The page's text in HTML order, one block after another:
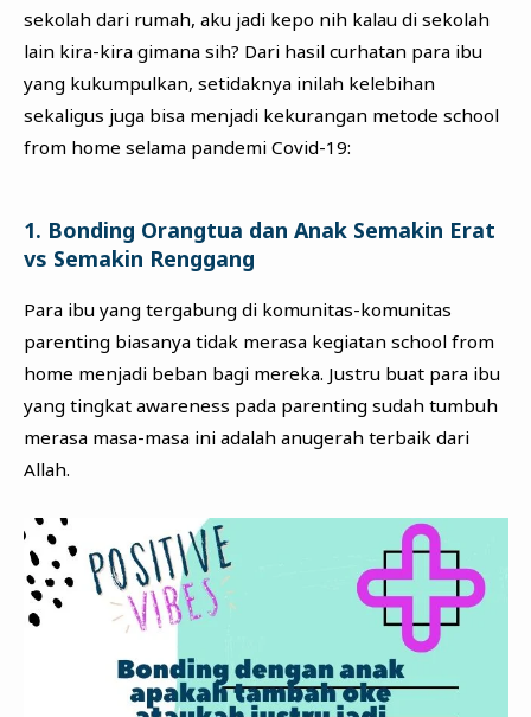
sekolah dari rumah, aku jadi kepo nih kalau di sekolah
lain kira-kira gimana sih? Dari hasil curhatan para ibu
yang kukumpulkan, setidaknya inilah kelebihan
sekaligus juga bisa menjadi kekurangan metode school
from home selama pandemi Covid-19:
1. Bonding Orangtua dan Anak Semakin Erat
vs Semakin Renggang
Para ibu yang tergabung di komunitas-komunitas
parenting biasanya tidak merasa kegiatan school from
home menjadi beban bagi mereka. Justru buat para ibu
yang tingkat awareness pada parenting sudah tumbuh
merasa masa-masa ini adalah anugerah terbaik dari
Allah.